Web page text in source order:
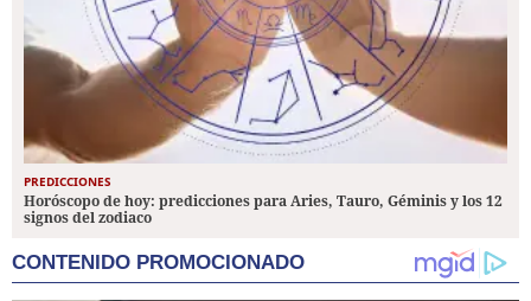
PREDICCIONES
Horóscopo de hoy: predicciones para Aries, Tauro, Géminis y los 12
signos del zodiaco
CONTENIDO PROMOCIONADO